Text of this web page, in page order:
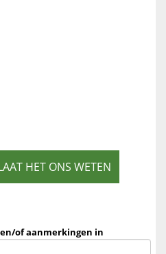
HET ONS WETEN
of aanmerkingen in